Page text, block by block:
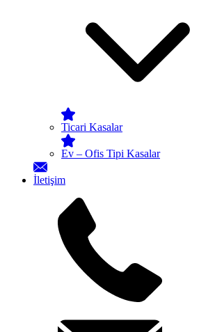
Ticari Kasalar
Ev – Ofis Tipi Kasalar
İletişim